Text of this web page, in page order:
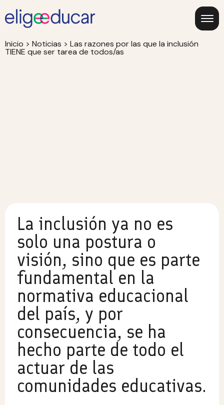
Inicio > Noticias > Las razones por las que la inclusión
TIENE que ser tarea de todos/as
La inclusión ya no es
solo una postura o
visión, sino que es parte
fundamental en la
normativa educacional
del país, y por
consecuencia, se ha
hecho parte de todo el
actuar de las
comunidades educativas.